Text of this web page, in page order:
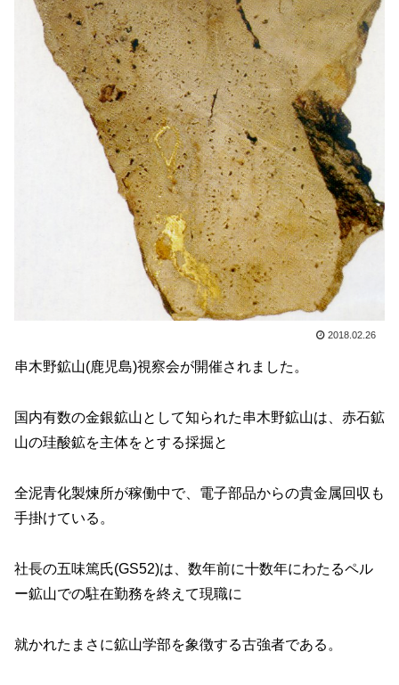
2018.02.26
串木野鉱山(鹿児島)視察会が開催されました。
国内有数の金銀鉱山として知られた串木野鉱山は、赤石鉱
山の珪酸鉱を主体をとする採掘と
全泥青化製煉所が稼働中で、電子部品からの貴金属回収も
手掛けている。
社長の五味篤氏(GS52)は、数年前に十数年にわたるペル
ー鉱山での駐在勤務を終えて現職に
就かれたまさに鉱山学部を象徴する古強者である。